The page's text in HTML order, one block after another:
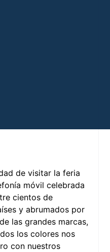
de visitar la feria
móvil celebrada
cientos de
y abrumados por
las grandes marcas,
los colores nos
con nuestros